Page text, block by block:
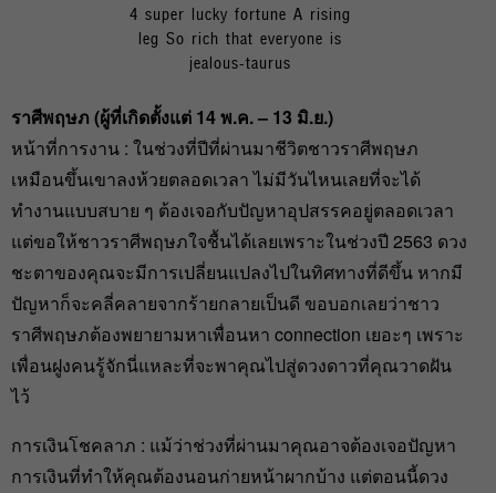
4 super lucky fortune A rising
leg So rich that everyone is
jealous-taurus
ราศีพฤษภ (ผู้ที่เกิดตั้งแต่ 14 พ.ค. – 13 มิ.ย.)
หน้าที่การงาน : ในช่วงที่ปีที่ผ่านมาชีวิตชาวราศีพฤษภ
เหมือนขึ้นเขาลงห้วยตลอดเวลา ไม่มีวันไหนเลยที่จะได้
ทำงานแบบสบาย ๆ ต้องเจอกับปัญหาอุปสรรคอยู่ตลอดเวลา
แต่ขอให้ชาวราศีพฤษภใจชื้นได้เลยเพราะในช่วงปี 2563 ดวง
ชะตาของคุณจะมีการเปลี่ยนแปลงไปในทิศทางที่ดีขึ้น หากมี
ปัญหาก็จะคลี่คลายจากร้ายกลายเป็นดี ขอบอกเลยว่าชาว
ราศีพฤษภต้องพยายามหาเพื่อนหา connection เยอะๆ เพราะ
เพื่อนฝูงคนรู้จักนี่แหละที่จะพาคุณไปสู่ดวงดาวที่คุณวาดฝัน
ไว้
การเงินโชคลาภ : แม้ว่าช่วงที่ผ่านมาคุณอาจต้องเจอปัญหา
การเงินที่ทำให้คุณต้องนอนก่ายหน้าผากบ้าง แต่ตอนนี้ดวง